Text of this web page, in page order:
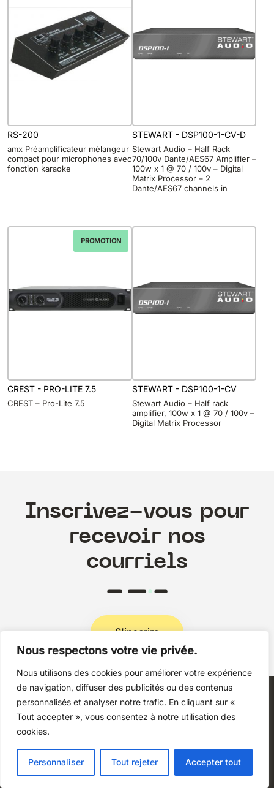
Nous respectons votre vie privée.
Nous utilisons des cookies pour améliorer votre expérience
de navigation, diffuser des publicités ou des contenus
personnalisés et analyser notre trafic. En cliquant sur «
Tout accepter », vous consentez à notre utilisation des
cookies.
Personnaliser Tout rejeter Accepter tout
RS-200
amx Préamplificateur mélangeur
compact pour microphones avec
fonction karaoke
STEWART - DSP100-1-CV-D
Stewart Audio – Half Rack
70/100v Dante/AES67 Amplifier –
100w x 1 @ 70 / 100v – Digital
Matrix Processor – 2
Dante/AES67 channels in
PROMOTION
CREST - PRO-LITE 7.5
CREST – Pro-Lite 7.5
STEWART - DSP100-1-CV
Stewart Audio – Half rack
amplifier, 100w x 1 @ 70 / 100v –
Digital Matrix Processor
Inscrivez-vous pour
recevoir nos
courriels
S'inscrire
Politique de confidentialité
Tous droits réservés.